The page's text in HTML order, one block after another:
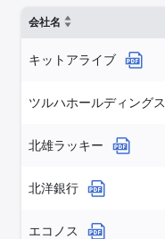
会社名
キットアライブ
ツルハホールディングス
北雄ラッキー
北洋銀行
エコノス